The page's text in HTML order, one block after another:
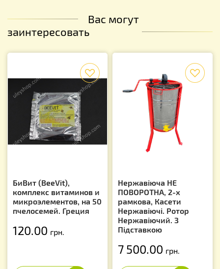
Вас могут
заинтересовать
БиВит (BeeVit),
комплекс витаминов и
микроэлементов, на 50
пчелосемей. Греция
120.00 грн.
Нержавіюча НЕ
ПОВОРОТНА, 2-х
рамкова, Касети
Нержавіючі. Ротор
Нержавіючий. З
Підставкою
7 500.00 грн.